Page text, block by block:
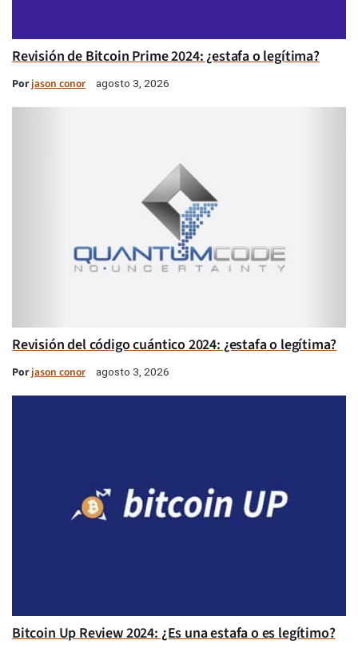
Revisión de Bitcoin Prime 2024: ¿estafa o legítima?
Porjason conor agosto 3, 2026
Revisión del código cuántico 2024: ¿estafa o legítima?
Porjason conor agosto 3, 2026
Bitcoin Up Review 2024: ¿Es una estafa o es legítimo?